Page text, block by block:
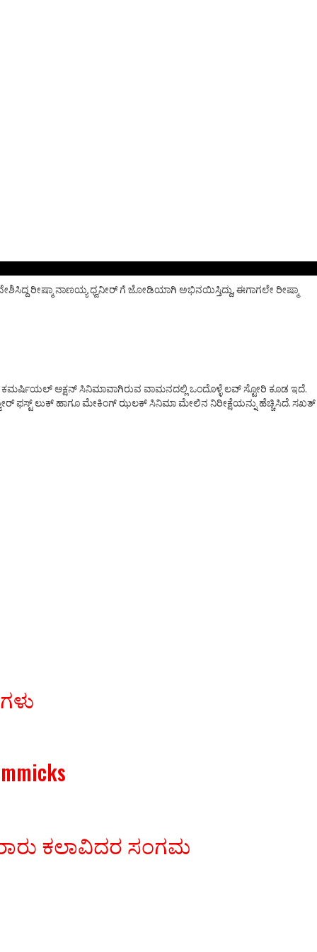
ರೀಷ್ಮಾ ನಾಣಯ್ಯ ಧ್ವನೀರ್ ಗೆ ಜೋಡಿಯಾಗಿ ಅಭಿನಯಿಸ್ತಿದ್ದು, ಈಗಾಗಲೇ ರೀಷ್ಮಾ
ಕಮರ್ಷಿಯಲ್ ಆಕ್ಷನ್ ಸಿನಿಮಾವಾಗಿರುವ ವಾಮನದಲ್ಲಿ ಒಂದೊಳ್ಳೆ ಲವ್ ಸ್ಟೋರಿ ಕೂಡ ಇದೆ.
ಫಸ್ಟ್ ಲುಕ್ ಹಾಗೂ ಮೇಕಿಂಗ್ ಝಲಕ್ ಸಿನಿಮಾ ಮೇಲಿನ ನಿರೀಕ್ಷೆಯನ್ನು ಹೆಚ್ಚಿಸಿದೆ. ಸಖತ್
ಕಲಾವಿದರ ಸಂಗಮ